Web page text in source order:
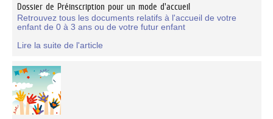
Dossier de Préinscription pour un mode d'accueil
Retrouvez tous les documents relatifs à l'accueil de votre
enfant de 0 à 3 ans ou de votre futur enfant
Lire la suite de l'article